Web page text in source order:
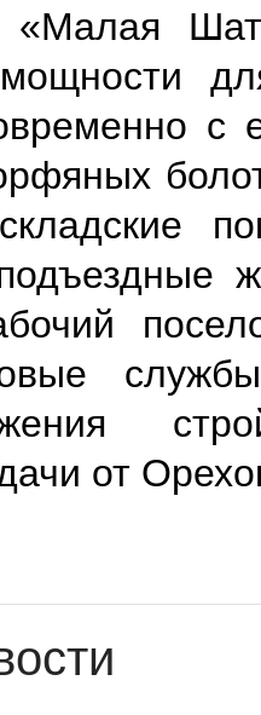
«Малая
с
от